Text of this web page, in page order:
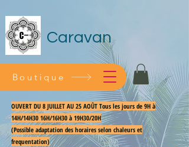
Caravan
OUVERT DU 8 JUILLET AU 25 AOÛT Tous les jours de 9H à
14H/14H30 16H/16H30 à 19H30/20H
(Possible adaptation des horaires selon chaleurs et
frequentation)
Boutique